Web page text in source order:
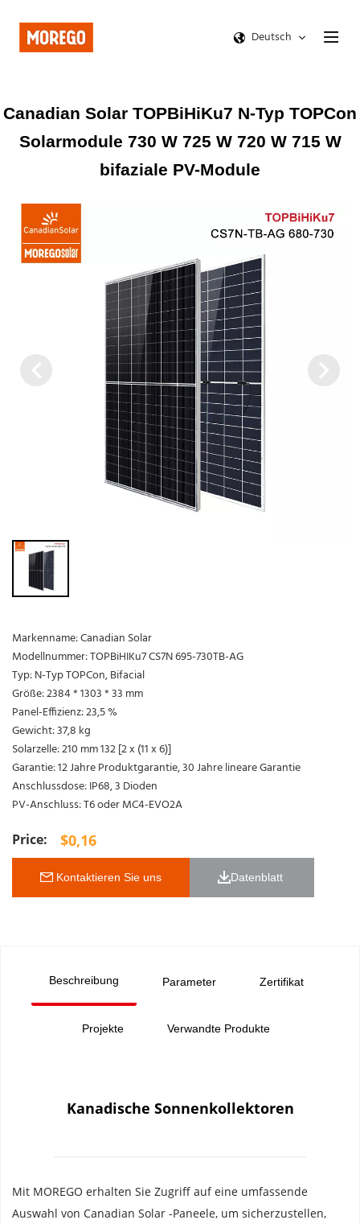
Deutsch
Canadian Solar TOPBiHiKu7 N-Typ TOPCon
Solarmodule 730 W 725 W 720 W 715 W
bifaziale PV-Module
Markenname: Canadian Solar
Modellnummer: TOPBiHIKu7 CS7N 695-730TB-AG
Typ: N-Typ TOPCon, Bifacial
Größe: 2384 * 1303 * 33 mm
Panel-Effizienz: 23,5 %
Gewicht: 37,8 kg
Solarzelle: 210 mm 132 [2 x (11 x 6)]
Garantie: 12 Jahre Produktgarantie, 30 Jahre lineare Garantie
Anschlussdose: IP68, 3 Dioden
PV-Anschluss: T6 oder MC4-EVO2A
$0,16
Kontaktieren Sie uns Datenblatt
Beschreibung Parameter Zertifikat
Projekte Verwandte Produkte
Kanadische Sonnenkollektoren
Mit MOREGO erhalten Sie Zugriff auf eine umfassende
Auswahl von Canadian Solar -Paneele, um sicherzustellen,